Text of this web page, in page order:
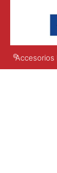
©Accesorios